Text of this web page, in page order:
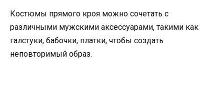
Костюмы прямого кроя можно сочетать с
различными мужскими аксессуарами, такими как
галстуки, бабочки, платки, чтобы создать
неповторимый образ.